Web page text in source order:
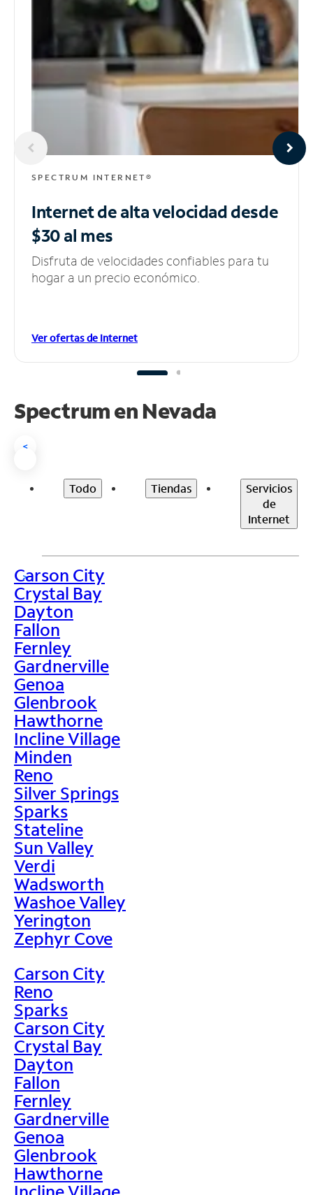
SPECTRUM INTERNET®
Internet de alta velocidaddesde
$30 al mes
Disfruta de velocidades confiables para tu
hogar a un precio económico.
Ver ofertas de Internet
Spectrum en Nevada
<
Todo Tiendas
Servicios
de
Internet
>
Carson City
Crystal Bay
Dayton
Fallon
Fernley
Gardnerville
Genoa
Glenbrook
Hawthorne
Incline Village
Minden
Reno
Silver Springs
Sparks
Stateline
Sun Valley
Verdi
Wadsworth
Washoe Valley
Yerington
Zephyr Cove
Carson City
Reno
Sparks
Carson City
Crystal Bay
Dayton
Fallon
Fernley
Gardnerville
Genoa
Glenbrook
Hawthorne